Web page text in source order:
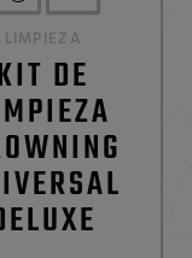
LIMPIEZA
DE